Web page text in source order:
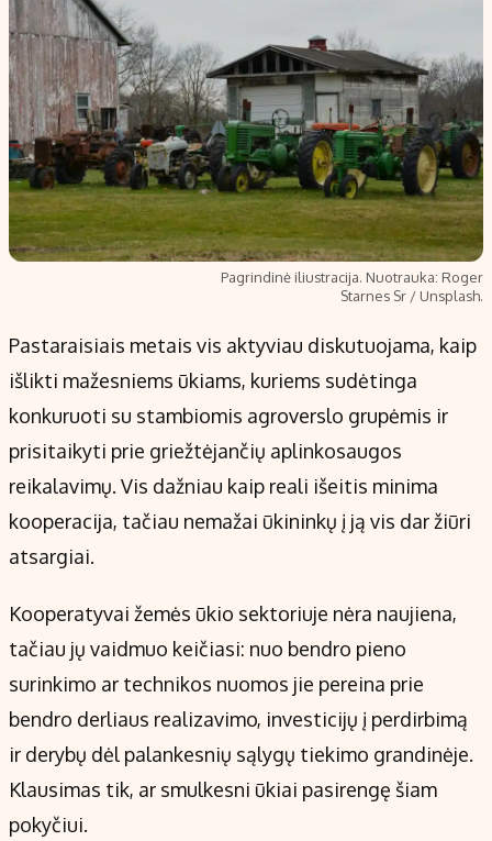
Akcijų rinka
Saulės elektrinės
Kriptovaliutos
Infliacija
Migracija
Indėlių skaičiuoklė
Būsto finansai
Įdomios naujienos
Redakcija
Apie mus
Kontaktai
Regionų naujienos
Indėlių palūkanos
Pagrindinė iliustracija. Nuotrauka: Roger
Starnes Sr / Unsplash.
Pastaraisiais metais vis aktyviau diskutuojama, kaip
išlikti mažesniems ūkiams, kuriems sudėtinga
konkuruoti su stambiomis agroverslo grupėmis ir
prisitaikyti prie griežtėjančių aplinkosaugos
reikalavimų. Vis dažniau kaip reali išeitis minima
kooperacija, tačiau nemažai ūkininkų į ją vis dar žiūri
atsargiai.
Kooperatyvai žemės ūkio sektoriuje nėra naujiena,
tačiau jų vaidmuo keičiasi: nuo bendro pieno
surinkimo ar technikos nuomos jie pereina prie
bendro derliaus realizavimo, investicijų į perdirbimą
ir derybų dėl palankesnių sąlygų tiekimo grandinėje.
Klausimas tik, ar smulkesni ūkiai pasirengę šiam
pokyčiui.